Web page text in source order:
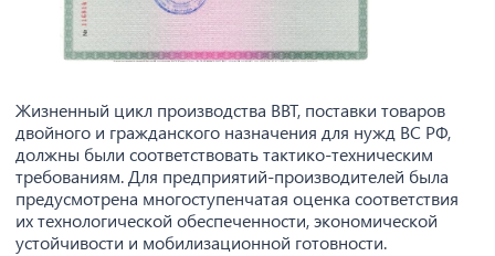
Жизненный цикл производства ВВТ, поставки товаров
двойного и гражданского назначения для нужд ВС РФ,
должны были соответствовать тактико-техническим
требованиям. Для предприятий-производителей была
предусмотрена многоступенчатая оценка соответствия
их технологической обеспеченности, экономической
устойчивости и мобилизационной готовности.